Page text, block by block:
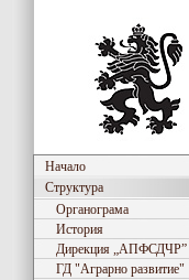
Начало
Структура
Органограма
История
Дирекция „АПФСДЧР”
ГД "Аграрно развитиe"